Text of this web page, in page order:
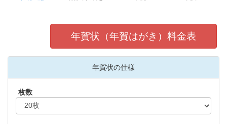
年賀状（年賀はがき）料金表
年賀状の仕様
枚数